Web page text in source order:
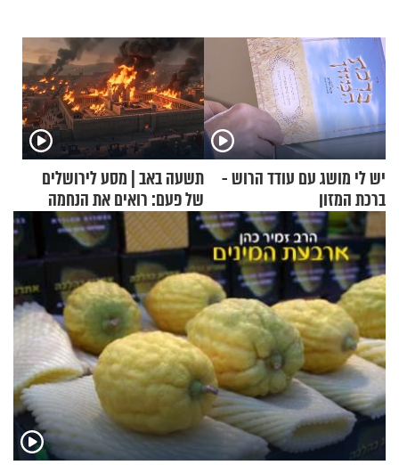
יש לי מושג עם עודד הרוש -
ברכת המזון
תשעה באב | מסע לירושלים
של פעם: רואים את הנחמה